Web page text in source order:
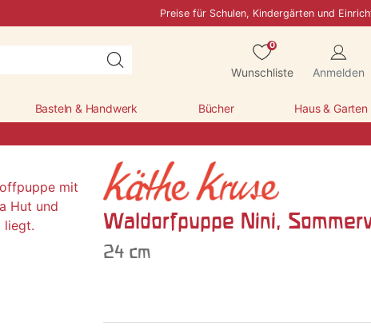
Preise für Schulen, Kindergärten und
0
Wunschliste Anmelden
Basteln & Handwerk Bücher Haus & Garten
Waldorfpuppe Nini,
24 cm